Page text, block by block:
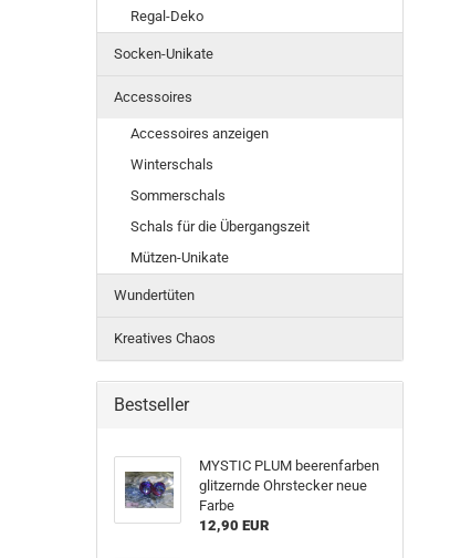
Regal-Deko
Socken-Unikate
Accessoires
Accessoires anzeigen
Winterschals
Sommerschals
Schals für die Übergangszeit
Mützen-Unikate
Wundertüten
Kreatives Chaos
Bestseller
MYSTIC PLUM beerenfarben
glitzernde Ohrstecker neue
Farbe
12,90 EUR